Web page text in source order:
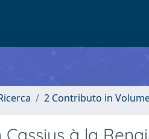
2 Contributo in
Cassius à la